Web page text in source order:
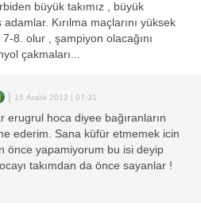
büyük takımız , büyük
Kırılma maçlarını yüksek
8. olur , şampiyon olacağını
çakmaları...
| 15 Aralık 2012 | 07:31
erugrul hoca diyee bağıranların
ederim. Sana küfür etmemek icin
önce yapamiyorum bu isi deyip
takımdan da önce sayanlar !